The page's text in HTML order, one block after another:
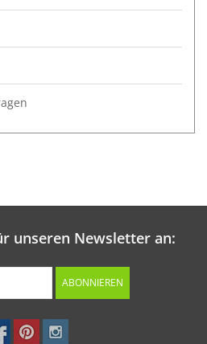
unseren Newsletter an:
ABONNIEREN